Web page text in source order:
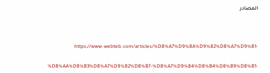
المصادر
https://www.webteb.com/articles/%D8%A7%D9%8A%D9%82%D8%A7%D9%81-
%D8%AA%D8%B3%D8%A7%D9%82%D8%B7-%D8%A7%D9%84%D8%B4%D8%B9%D8%B1-